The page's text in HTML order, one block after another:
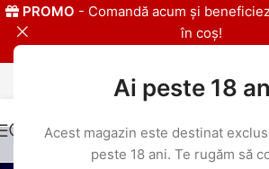
Ai peste 18
Acest magazin este destinat
peste 18 ani. Te rugăm să
PROMO - Comandă acum și
în coș!
IMPORTATOR EXLCUSIV
Fructe